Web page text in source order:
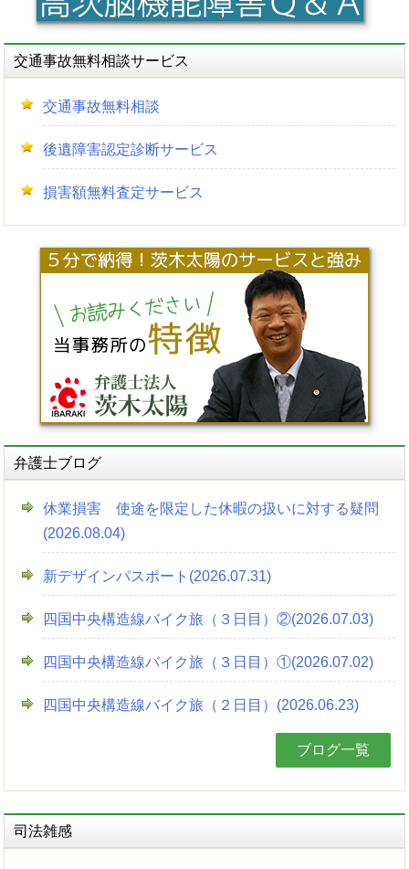
交通事故無料相談サービス
交通事故無料相談
後遺障害認定診断サービス
損害額無料査定サービス
弁護士ブログ
休業損害 使途を限定した休暇の扱いに対する疑問
(2026.08.04)
新デザインパスポート(2026.07.31)
四国中央構造線バイク旅（３日目）②(2026.07.03)
四国中央構造線バイク旅（３日目）①(2026.07.02)
四国中央構造線バイク旅（２日目）(2026.06.23)
ブログ一覧
司法雑感